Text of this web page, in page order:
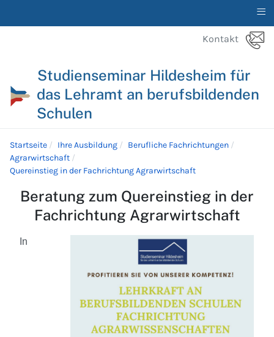
Kontakt
Studienseminar Hildesheim für
das Lehramt an berufsbildenden
Schulen
Startseite Ihre Ausbildung
Berufliche Fachrichtungen
Agrarwirtschaft
Quereinstieg in der Fachrichtung Agrarwirtschaft
Beratung zum Quereinstieg in der
Fachrichtung Agrarwirtschaft
In
≡